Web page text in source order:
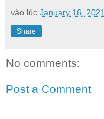
vào lúc January 16, 2021
Share
No comments:
Post a Comment